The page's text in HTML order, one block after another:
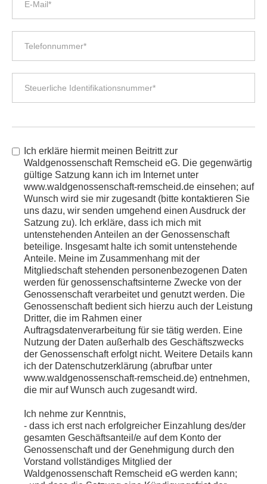
Ich erkläre hiermit meinen Beitritt zur
Waldgenossenschaft Remscheid eG. Die gegenwärtig
gültige Satzung kann ich im Internet unter
www.waldgenossenschaft-remscheid.de einsehen; auf
Wunsch wird sie mir zugesandt (bitte kontaktieren Sie
uns dazu, wir senden umgehend einen Ausdruck der
Satzung zu). Ich erkläre, dass ich mich mit
untenstehenden Anteilen an der Genossenschaft
beteilige. Insgesamt halte ich somit untenstehende
Anteile. Meine im Zusammenhang mit der
Mitgliedschaft stehenden personenbezogenen Daten
werden für genossenschaftsinterne Zwecke von der
Genossenschaft verarbeitet und genutzt werden. Die
Genossenschaft bedient sich hierzu auch der Leistung
Dritter, die im Rahmen einer
Auftragsdatenverarbeitung für sie tätig werden. Eine
Nutzung der Daten außerhalb des Geschäftszwecks
der Genossenschaft erfolgt nicht. Weitere Details kann
ich der Datenschutzerklärung (abrufbar unter
www.waldgenossenschaft-remscheid.de) entnehmen,
die mir auf Wunsch auch zugesandt wird.
Ich nehme zur Kenntnis,
- dass ich erst nach erfolgreicher Einzahlung des/der
gesamten Geschäftsanteil/e auf dem Konto der
Genossenschaft und der Genehmigung durch den
Vorstand vollständiges Mitglied der
Waldgenossenschaft Remscheid eG werden kann;